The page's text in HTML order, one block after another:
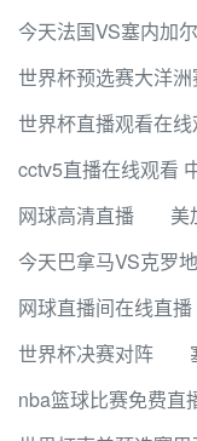
今天法国VS塞内加
世界杯预选赛大洋
世界杯直播观看在线
cctv5直播在线观看
网球高清直播
美
今天巴拿马VS克罗
网球直播间在线直播
世界杯决赛对阵
nba篮球比赛免费直